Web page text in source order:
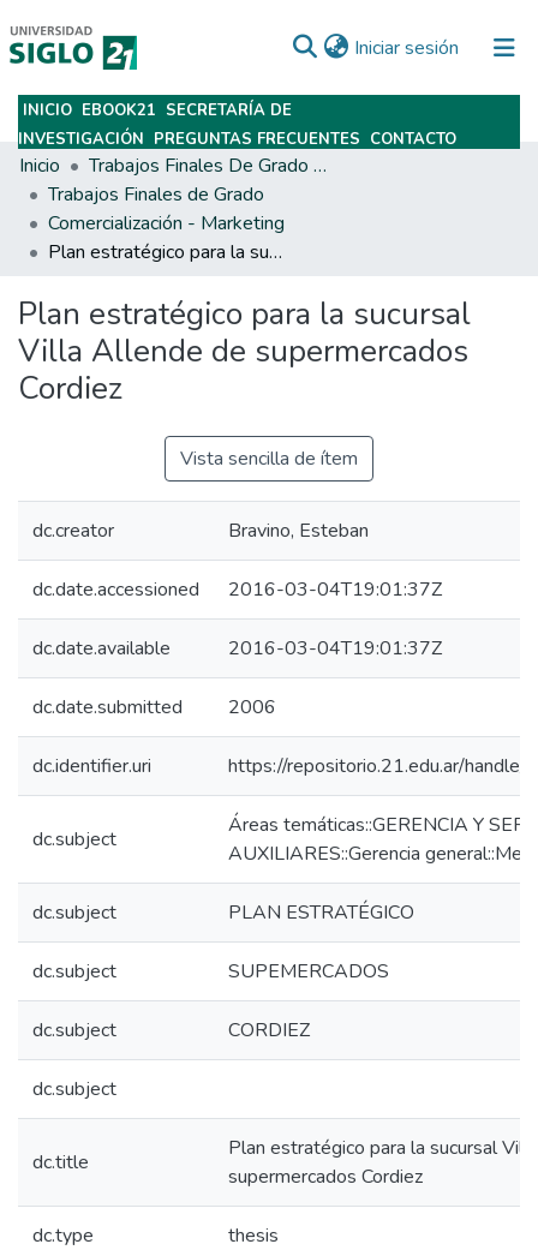
Iniciar sesión (current)
Subir
INICIO EBOOK21 SECRETARÍA DE
INVESTIGACIÓN PREGUNTAS FRECUENTES CONTACTO
Inicio
Trabajos Finales De Grado Y Posgrado
Trabajos Finales de Grado
Comercialización - Marketing
Plan estratégico para la sucursal Villa Allende de supermercados Cordiez
Plan estratégico para la sucursal
Villa Allende de supermercados
Cordiez
Vista sencilla de ítem
dc.creator Bravino, Esteban
dc.date.accessioned 2016-03-04T19:01:37Z
dc.date.available 2016-03-04T19:01:37Z
dc.date.submitted 2006
dc.identifier.uri https://repositorio.21.edu.ar/
dc.subject
Áreas temáticas::GERENCIA Y
AUXILIARES::Gerencia
dc.subject PLAN ESTRATÉGICO
dc.subject SUPEMERCADOS
dc.subject CORDIEZ
dc.subject
dc.title
Plan estratégico para la sucursal
supermercados Cordiez
dc.type thesis